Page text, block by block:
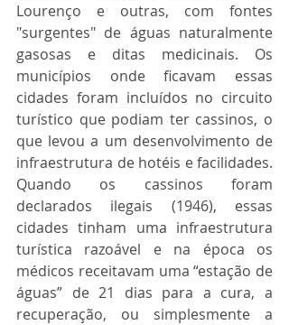
Lourenço e outras, com fontes
"surgentes" de águas naturalmente
gasosas e ditas medicinais. Os
municípios onde ficavam essas
cidades foram incluídos no circuito
turístico que podiam ter cassinos, o
que levou a um desenvolvimento de
infraestrutura de hotéis e facilidades.
Quando os cassinos foram
declarados ilegais (1946), essas
cidades tinham uma infraestrutura
turística razoável e na época os
médicos receitavam uma “estação de
águas” de 21 dias para a cura, a
recuperação, ou simplesmente a